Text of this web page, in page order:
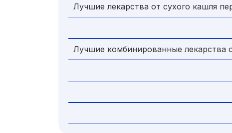
Лучшие лекарства от сухого кашля
Лучшие комбинированные лекарства